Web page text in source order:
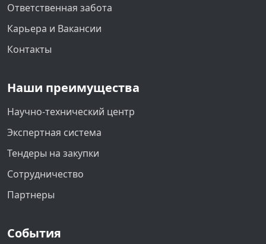
Ответственная забота
Карьера и Вакансии
Контакты
Наши преимущества
Научно-технический центр
Экспертная система
Тендеры на закупки
Сотрудничество
Партнеры
События